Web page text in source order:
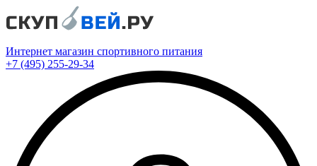
Интернет магазин спортивного питания
+7 (495) 255-29-34